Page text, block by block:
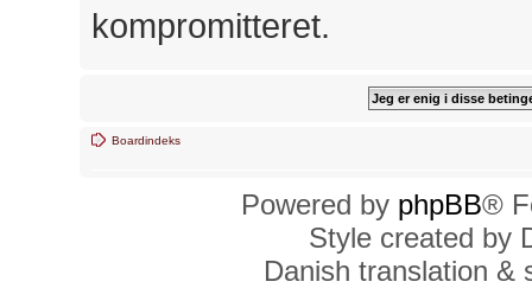
kompromitteret.
Boardindeks
Powered by phpBB®
Style created by
Danish translation &